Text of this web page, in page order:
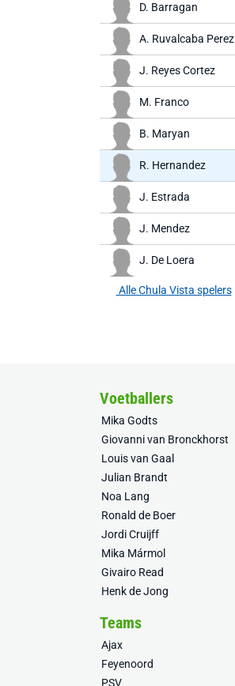
D. Barragan
A. Ruvalcaba Perez
J. Reyes Cortez
M. Franco
B. Maryan
R. Hernandez
J. Estrada
J. Mendez
J. De Loera
Alle Chula Vista spelers
Voetballers
Mika Godts
Giovanni van Bronckhorst
Louis van Gaal
Julian Brandt
Noa Lang
Ronald de Boer
Jordi Cruijff
Mika Mármol
Givairo Read
Henk de Jong
Teams
Ajax
Feyenoord
PSV